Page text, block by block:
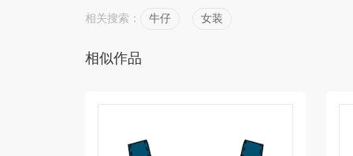
相关搜索： 牛仔 女装
相似作品